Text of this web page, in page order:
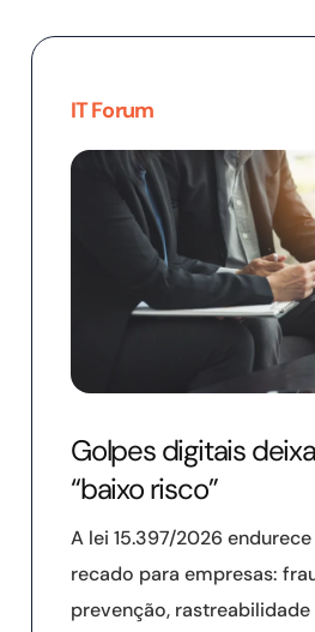
IT Forum
Golpes digitais
“baixo risco”
A lei 15.397/2026
recado para empresas:
prevenção,